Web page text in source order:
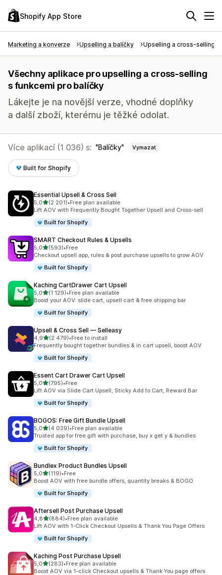
Shopify App Store
Marketing a konverze Upselling a balíčky Upselling a cross-selling
Všechny aplikace pro upselling a cross-selling
s funkcemi pro balíčky
Lákejte je na novější verze, vhodné doplňky
a další zboží, kterému je těžké odolat.
Více aplikací (1 036) s: Balíčky Vymazat
Built for Shopify
Essential Upsell & Cross Sell
5,0z 5 hvězd
(2 201)
Celkový počet recenzí: 2201
•Free plan available
Lift AOV with Frequently Bought Together Upsell and Cross-sell
Built for Shopify
SMART Checkout Rules & Upsells
5,0z 5 hvězd
(593)
Celkový počet recenzí: 593
•Free
Checkout upsell app, rules & post purchase upsells to grow AOV
Built for Shopify
Kaching CartDrawer Cart Upsell
5,0z 5 hvězd
(1 129)
Celkový počet recenzí: 1129
•Free plan available
Boost your AOV: slide cart, upsell cart & free shipping bar
Built for Shopify
Upsell & Cross Sell — Selleasy
4,9z 5 hvězd
(2 479)
Celkový počet recenzí: 2479
•Free to install
Frequently bought together bundles & in cart upsell, boost AOV
Built for Shopify
Essent Cart Drawer Cart Upsell
5,0z 5 hvězd
(795)
Celkový počet recenzí: 795
•Free
Lift AOV via Slide Cart Upsell, Sticky Add to Cart, Reward Bar
Built for Shopify
BOGOS: Free Gift Bundle Upsell
5,0z 5 hvězd
(4 039)
Celkový počet recenzí: 4039
•Free plan available
Trusted app for free gift with purchase, buy x get y & bundles
Built for Shopify
Bundlex Product Bundles Upsell
5,0z 5 hvězd
(119)
Celkový počet recenzí: 119
•Free
Boost AOV with free bundle offers, quantity breaks & BOGO
Built for Shopify
Aftersell Post Purchase Upsell
4,8z 5 hvězd
(884)
Celkový počet recenzí: 884
•Free plan available
Lift AOV with 1-Click Checkout Upsells & Thank You Page Offers
Built for Shopify
Kaching Post Purchase Upsell
5,0z 5 hvězd
(283)
Celkový počet recenzí: 283
•Free plan available
Boost AOV via 1-click Checkout upsells & Thank You page offers